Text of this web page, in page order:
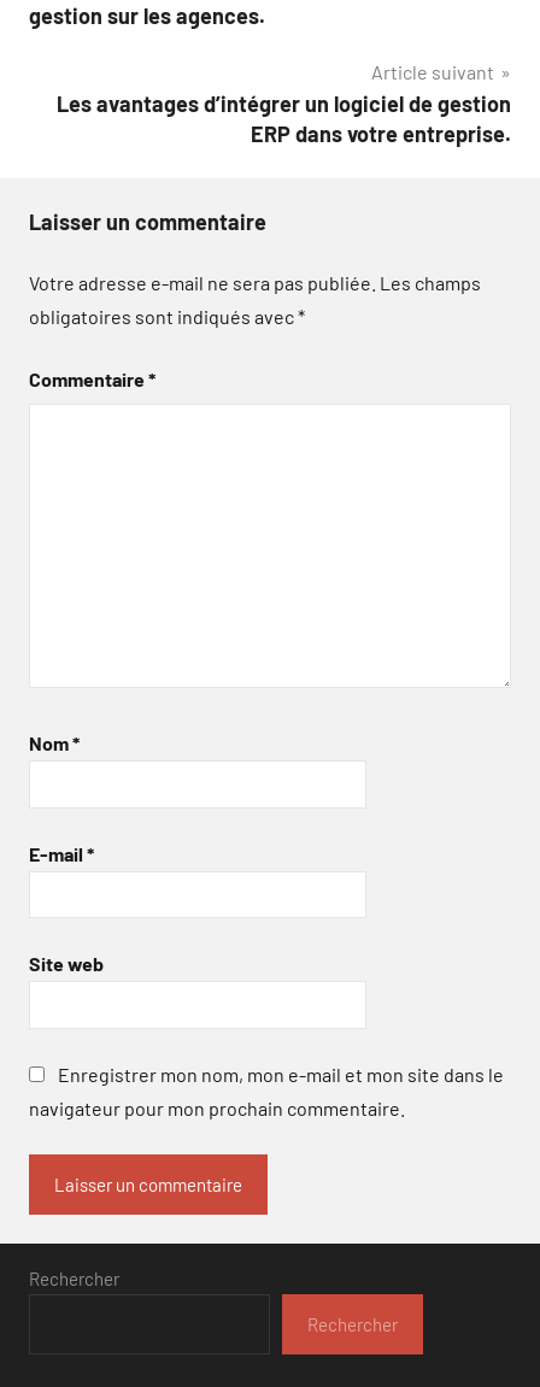
gestion sur les agences.
Article suivant
Les avantages d’intégrer un logiciel de gestion
ERP dans votre entreprise.
Laisser un commentaire
Votre adresse e-mail ne sera pas publiée. Les champs
obligatoires sont indiqués avec*
Commentaire*
Nom*
E-mail *
Site web
Enregistrer mon nom, mon e-mail et mon site dans le
navigateur pour mon prochain commentaire.
Rechercher
Rechercher